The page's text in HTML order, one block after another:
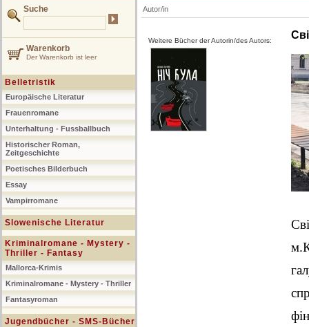
Suche
Warenkorb
Der Warenkorb ist leer
Belletristik
Europäische Literatur
Frauenromane
Unterhaltung - Fussballbuch
Historischer Roman,
Zeitgeschichte
Poetisches Bilderbuch
Essay
Vampirromane
Slowenische Literatur
Kriminalromane - Mystery -
Thriller - Fantasy
Mallorca-Krimis
Kriminalromane - Mystery - Thriller
Fantasyroman
Jugendbücher - SMS-Bücher
Autor/in
Weitere Bücher der Autorin/des Autors: